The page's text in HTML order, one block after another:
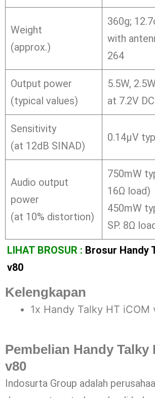
Weight
(approx.)
360g;
with
264
Output power
(typical values)
5.5W,
at 7.2V DC
Sensitivity
(at 12dB SINAD)
0.14μV
Audio output
power
(at 10% distortion)
750mW
16Ω load)
450mW
SP. 8Ω
LIHAT BROSUR : Brosur Handy
v80
Kelengkapan
1x Handy Talky HT iCOM
Pembelian Handy Talky
v80
Indosurta Group adalah